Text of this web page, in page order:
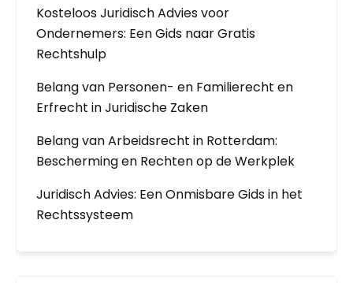
Kosteloos Juridisch Advies voor
Ondernemers: Een Gids naar Gratis
Rechtshulp
Belang van Personen- en Familierecht en
Erfrecht in Juridische Zaken
Belang van Arbeidsrecht in Rotterdam:
Bescherming en Rechten op de Werkplek
Juridisch Advies: Een Onmisbare Gids in het
Rechtssysteem